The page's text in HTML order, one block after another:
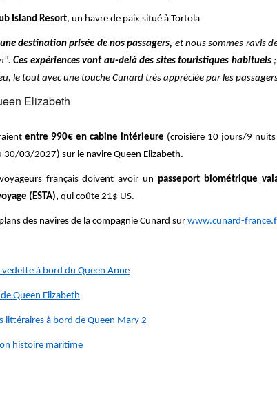
Island Resort, un havre de paix situé à Tortola
une destination prisée de nos passagers, et nous sommes ravis
Ces expériences vont au-delà des sites touristiques habituels;
le tout avec une touche Cunard très appréciée par les
Elizabeth
entre 990€ en cabine intérieure (croisière 10 jours/9
03/2027) sur le navire Queen Elizabeth.
français doivent avoir unpasseport biométrique
(ESTA), qui coûte 21$ US.
des navires de la compagnie Cunard sur www.cunard-
à bord du Queen Anne
Queen Elizabeth
littéraires à bord de Queen Mary 2
histoire maritime